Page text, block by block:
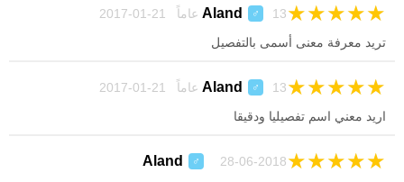
Aland ♂ 13 عاماً 21-01-2017 ★
★
★
★
★
تريد معرفة معنى أسمى بالتفصيل
Aland ♂ 13 عاماً 21-01-2017 ★
★
★
★
★
اريد معني اسم تفصيليا ودقيقا
Aland ♂ 28-06-2018 ★
★
★
★
★